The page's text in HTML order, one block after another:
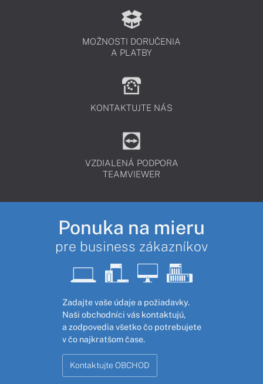
MOŽNOSTI DORUČENIA
A PLATBY
KONTAKTUJTE NÁS
VZDIALENÁ PODPORA
TEAMVIEWER
Ponuka na mieru
pre business zákazníkov
Zadajte vaše údaje a požiadavky.
Naši obchodníci vás kontaktujú,
a zodpovedia všetko čo potrebujete
v čo najkratšom čase.
Kontaktujte OBCHOD